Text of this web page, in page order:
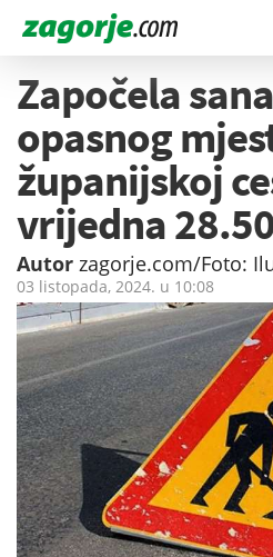
Započela
opasnog
županijskoj
vrijedna
Autor zagorje.com/Foto:
03 listopada, 2024. u 10:08